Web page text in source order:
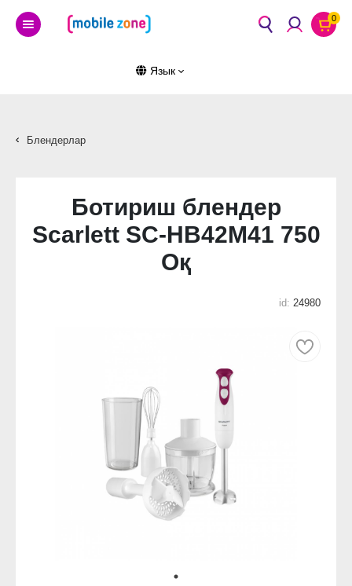
0
Язык
Блендерлар
Ботириш блендер
Scarlett SC-HB42M41 750
Оқ
id: 24980